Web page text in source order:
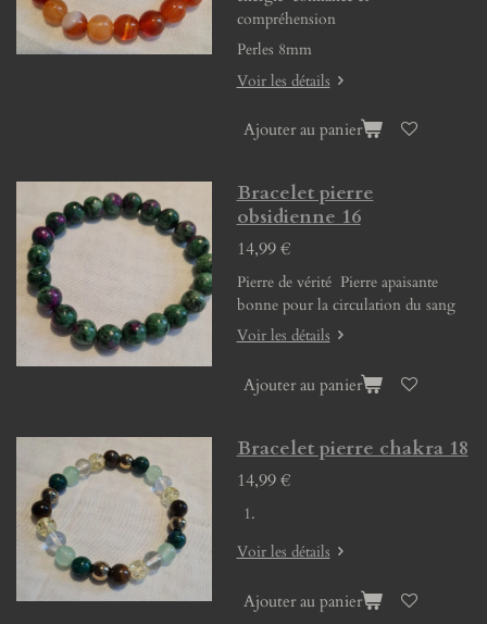
compréhension
Perles 8mm
Voir les détails
Ajouter au panier
Bracelet pierre
obsidienne 16
14,99 €
Pierre de vérité Pierre apaisante
bonne pour la circulation du sang
Voir les détails
Ajouter au panier
Bracelet pierre chakra 18
14,99 €
Voir les détails
Ajouter au panier